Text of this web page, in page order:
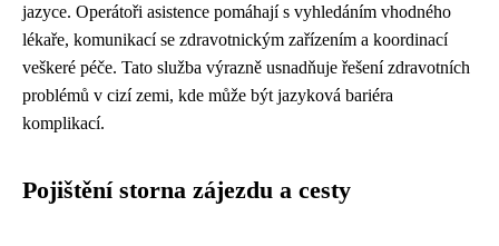
jazyce. Operátoři asistence pomáhají s vyhledáním vhodného
lékaře, komunikací se zdravotnickým zařízením a koordinací
veškeré péče. Tato služba výrazně usnadňuje řešení zdravotních
problémů v cizí zemi, kde může být jazyková bariéra
komplikací.
Pojištění storna zájezdu a cesty